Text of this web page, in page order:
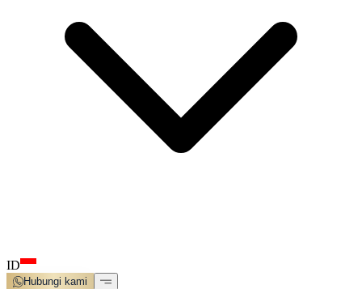
ID
Hubungi kami